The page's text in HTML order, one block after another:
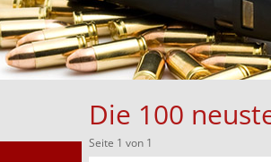
Die 100
Seite 1 von 1